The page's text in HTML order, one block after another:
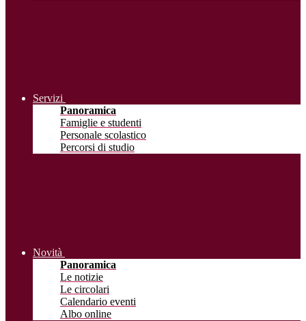
Servizi
Panoramica
Famiglie e studenti
Personale scolastico
Percorsi di studio
Novità
Panoramica
Le notizie
Le circolari
Calendario eventi
Albo online